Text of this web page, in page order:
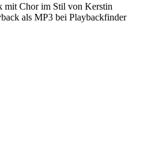
mit Chor im Stil von Kerstin
als MP3 bei Playbackfinder